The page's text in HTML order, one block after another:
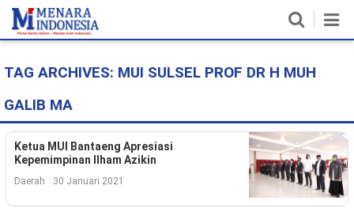
Home
Nasional
Politik
Metro
TAG ARCHIVES: MUI SULSEL PROF DR H MUH
GALIB MA
Ketua MUI Bantaeng Apresiasi
Kepemimpinan Ilham Azikin
Daerah 30 Januari 2021